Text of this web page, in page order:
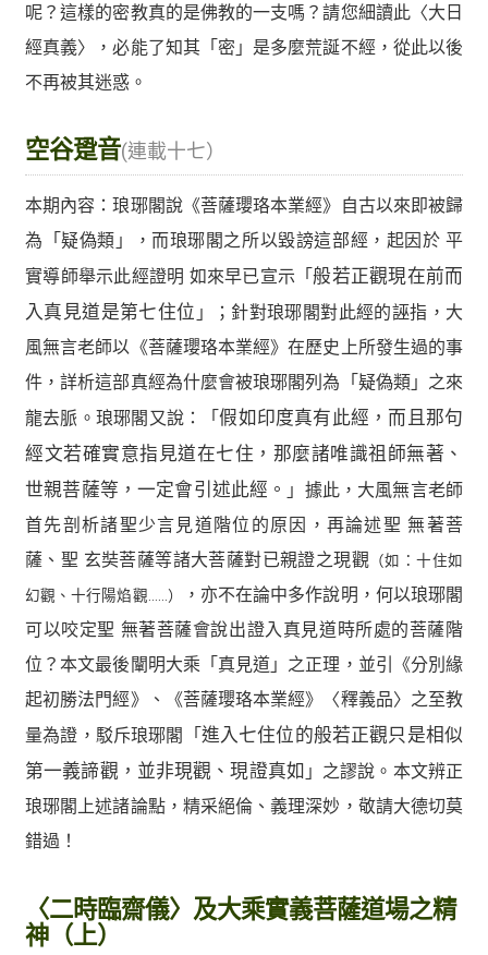
呢？這樣的密教真的是佛教的一支嗎？請您細讀此〈大日
經真義〉，必能了知其「密」是多麼荒誕不經，從此以後
不再被其迷惑。
空谷跫音(連載十七）
本期內容：琅琊閣說《菩薩瓔珞本業經》自古以來即被歸
為「疑偽類」，而琅琊閣之所以毀謗這部經，起因於 平
實導師舉示此經證明 如來早已宣示「般若正觀現在前而
入真見道是第七住位 」；針對琅琊閣對此經的誣指，大
風無言老師以《菩薩瓔珞本業經》在歷史上所發生過的事
件，詳析這部真經為什麼會被琅琊閣列為「疑偽類」之來
龍去脈。琅琊閣又說：「假如印度真有此經，而且那句
經文若確實意指見道在七住，那麼諸唯識祖師無著、
世親菩薩等，一定會引述此經。 」據此，大風無言老師
首先剖析諸聖少言見道階位的原因，再論述聖 無著菩
薩、聖 玄奘菩薩等諸大菩薩對已親證之現觀 （如：十住如
幻觀、十行陽焰觀……）
，亦不在論中多作說明，何以琅琊閣
可以咬定聖 無著菩薩會說出證入真見道時所處的菩薩階
位？本文最後闡明大乘「真見道」之正理，並引《分別緣
起初勝法門經》、《菩薩瓔珞本業經》〈釋義品〉之至教
量為證，駁斥琅琊閣「 進入七住位的般若正觀只是相似
第一義諦觀，並非現觀、現證真如 」之謬說。本文辨正
琅琊閣上述諸論點，精采絕倫、義理深妙，敬請大德切莫
錯過！
〈二時臨齋儀〉及大乘實義菩薩道場之精
神（上）